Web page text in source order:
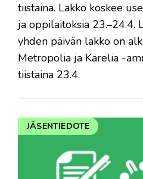
tiistaina. Lakko koskee
ja oppilaitoksia 23.–24.4.
yhden päivän lakko on
Metropolia ja Karelia -
tiistaina 23.4.
JÄSENTIEDOTE